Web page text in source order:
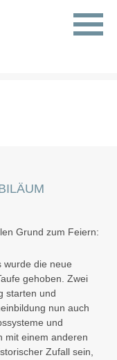
Grund zum Feiern:
wurde die neue
gehoben. Zwei
starten und
nun auch
und
mit einem anderen
Zufall sein,